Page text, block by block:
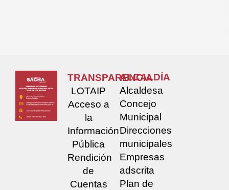
TRANSPARENCIA
LOTAIP
Acceso a
la
Información
Pública
Rendición
de
Cuentas
ALCALDÍA
Alcaldesa
Concejo
Municipal
Direcciones
municipales
Empresas
adscrita
Plan de